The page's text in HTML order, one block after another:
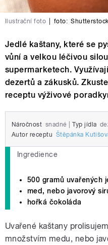
Ilustrační foto foto: Shutterstock
Jedlé kaštany, které se
vůní a velkou léčivou
supermarketech.
dezertů a zákusků.
receptu výživové
Náročnost snadné Typ jídla
Autor receptu Štěpánka
Ingredience
500 gramů uvařených
med, nebo javorový
hořká čokoláda
Uvařené kaštany
množstvím medu, nebo